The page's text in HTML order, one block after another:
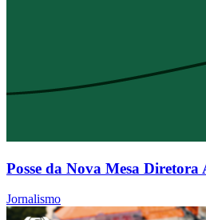
Posse da Nova Mesa
Jornalismo